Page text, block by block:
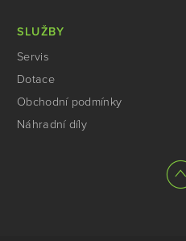
SLUŽBY
Servis
Dotace
Obchodní podmínky
Náhradní díly